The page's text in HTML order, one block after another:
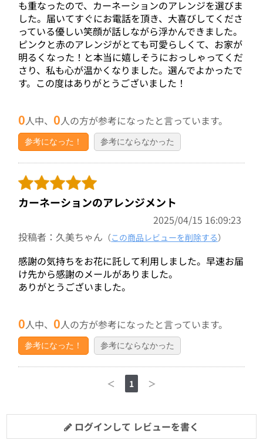
も重なったので、カーネーションのアレンジを選びま
した。届いてすぐにお電話を頂き、大喜びしてくださ
っている優しい笑顔が話しながら浮かんできました。
ピンクと赤のアレンジがとても可愛らしくて、お家が
明るくなった！と本当に嬉しそうにおっしゃってくだ
さり、私も心が温かくなりました。選んでよかったで
す。この度はありがとうございました！
0人中、0人の方が参考になったと言っています。
参考になった！ 参考にならなかった
カーネーションのアレンジメント
2025/04/15 16:09:23
投稿者：久美ちゃん （この商品レビューを削除する）
感謝の気持ちをお花に託して利用しました。早速お届
け先から感謝のメールがありました。
ありがとうございました。
0人中、0人の方が参考になったと言っています。
参考になった！ 参考にならなかった
＜ 1 ＞
ログインして レビューを書く